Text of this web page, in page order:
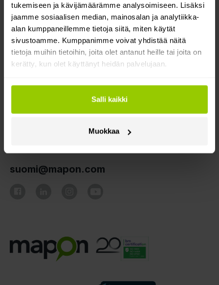
tukemiseen ja kävijämäärämme analysoimiseen. Lisäksi
jaamme sosiaalisen median, mainosalan ja analytiikka-
alan kumppaneillemme tietoja siitä, miten käytät
sivustoamme. Kumppanimme voivat yhdistää näitä
tietoja muihin tietoihin, joita olet antanut heille tai joita on
kerätty, kun olet käyttänyt heidän palvelujaan.
Salli kaikki
Muokkaa
Tuotteet
suomi@mapon.com